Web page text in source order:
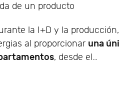
de un producto
la I+D y la
al proporcionar una
, desde el…